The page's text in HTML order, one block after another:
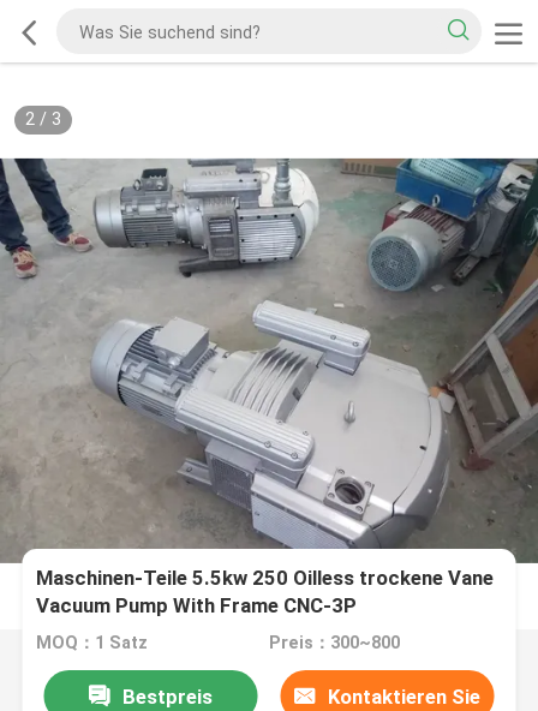
2/ 3
Maschinen-Teile 5.5kw 250 Oilless trockene Vane
Vacuum Pump With Frame CNC-3P
MOQ：1 Satz Preis：300~800
Bestpreis Kontaktieren Sie